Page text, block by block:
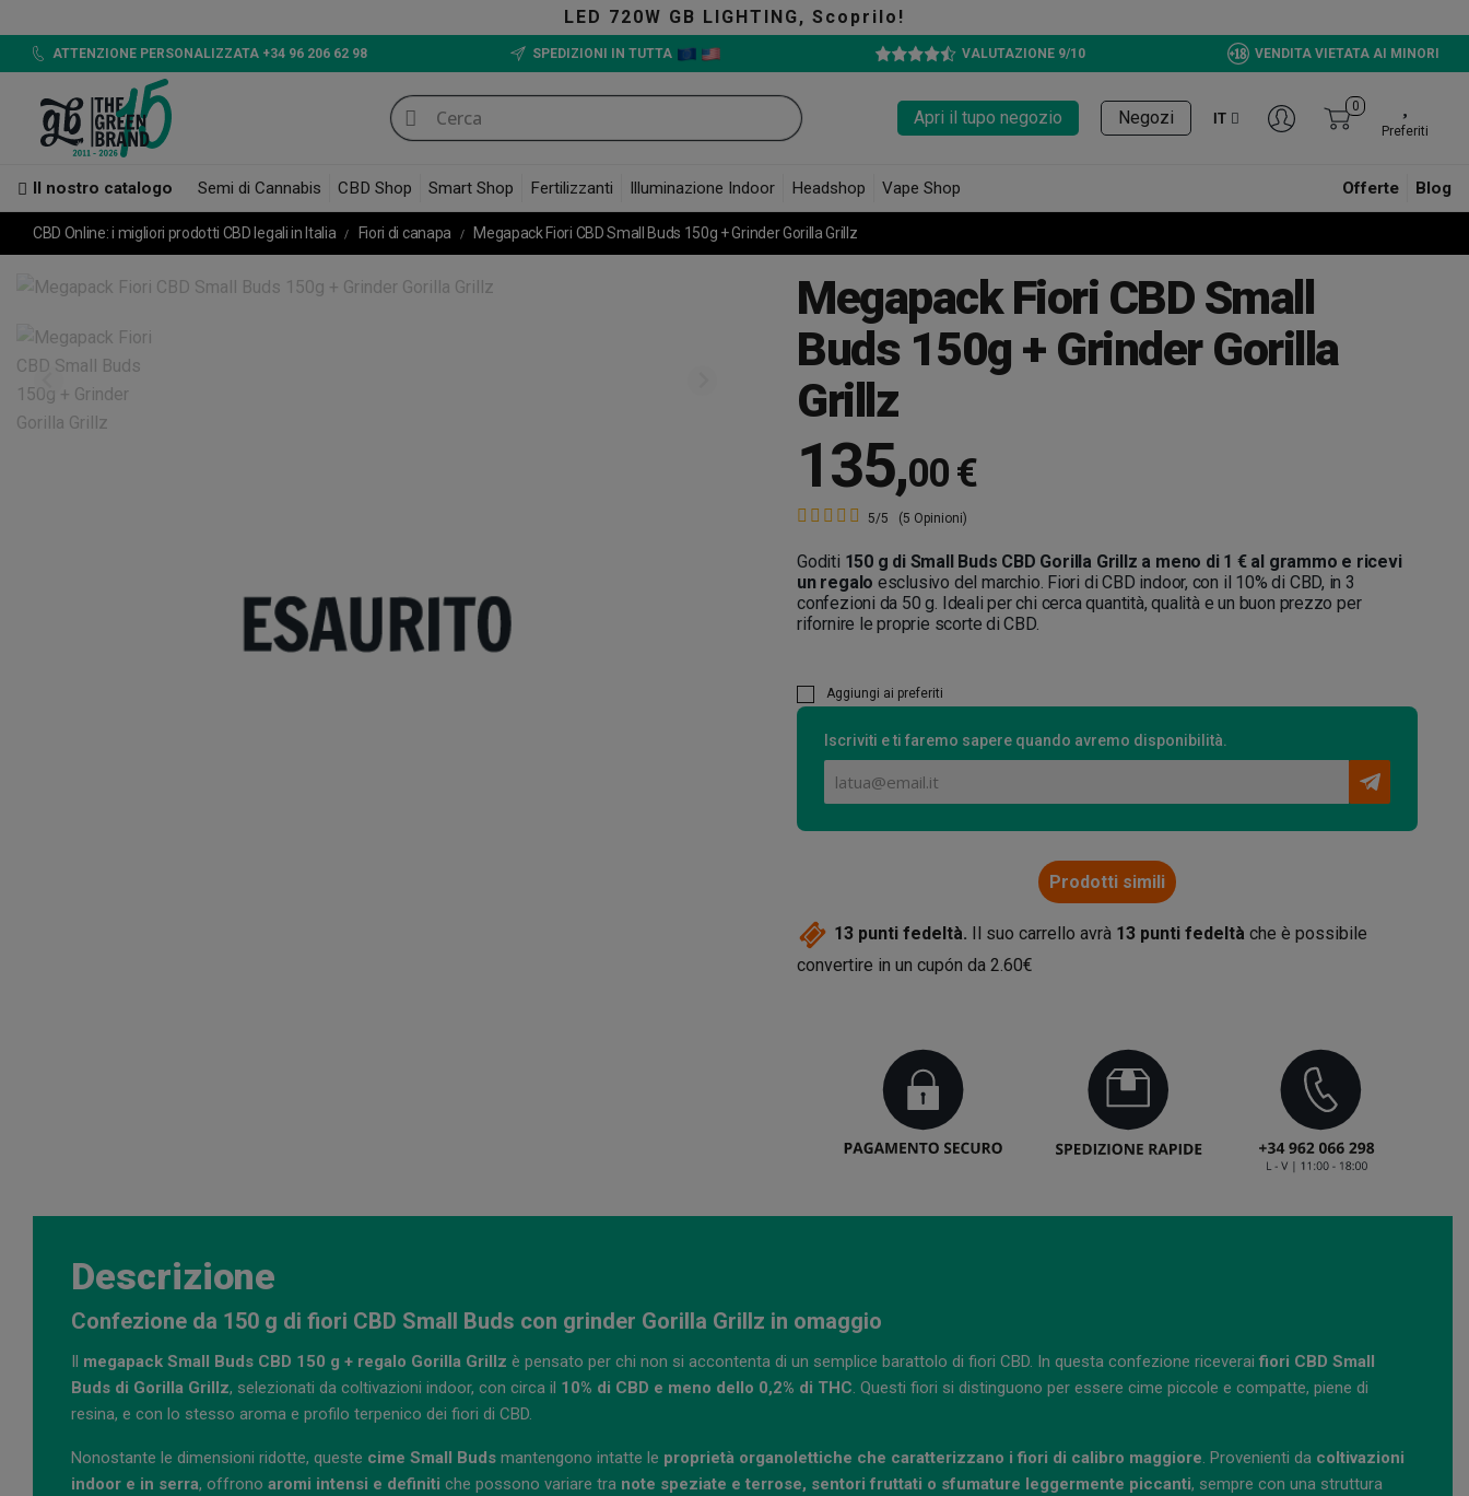
LED 720W GB LIGHTING, Scoprilo!
ATTENZIONE PERSONALIZZATA +34 96 206 62 98 SPEDIZIONI IN TUTTA VALUTAZIONE 9/10 VENDITA VIETATA AI MINORI
Apri il tupo negozio Negozi IT
0
Preferiti
Il nostro catalogo Semi di Cannabis CBD Shop Smart Shop Fertilizzanti Illuminazione Indoor Headshop Vape Shop Offerte Blog
CBD Online: i migliori prodotti CBD legali in Italia Fiori di canapa Megapack Fiori CBD Small Buds 150g + Grinder Gorilla Grillz
Megapack Fiori CBD Small
Buds 150g + Grinder Gorilla
Grillz
135,00 €
5/5 (5 Opinioni)
Goditi 150 g di Small Buds CBD Gorilla Grillz a meno di 1 € al grammo e ricevi
un regalo esclusivo del marchio. Fiori di CBD indoor, con il 10% di CBD, in 3
confezioni da 50 g. Ideali per chi cerca quantità, qualità e un buon prezzo per
rifornire le proprie scorte di CBD.
Aggiungi ai preferiti
Iscriviti e ti faremo sapere quando avremo disponibilità.
Prodotti simili
13 punti fedeltà. Il suo carrello avrà 13 punti fedeltà che è possibile
convertire in un cupón da 2.60€
Descrizione
Confezione da 150 g di fiori CBD Small Buds con grinder Gorilla Grillz in omaggio
megapack Small Buds CBD 150 g + regalo Gorilla Grillz è pensato per chi non si accontenta di un semplice barattolo di fiori CBD. In questa confezione riceveraifiori CBD Small
Buds di Gorilla Grillz, selezionati da coltivazioni indoor, con circa il 10% di CBD e meno dello 0,2% di THC. Questi fiori si distinguono per essere cime piccole e compatte, piene di
resina, e con lo stesso aroma e profilo terpenico dei fiori di CBD.
Nonostante le dimensioni ridotte, queste cime Small Buds mantengono intatte le proprietà organolettiche che caratterizzano i fiori di calibro maggiore. Provenienti da coltivazioni
indoor e in serra, offrono aromi intensi e definiti che possono variare tra note speziate e terrose, sentori fruttati o sfumature leggermente piccanti, sempre con una struttura